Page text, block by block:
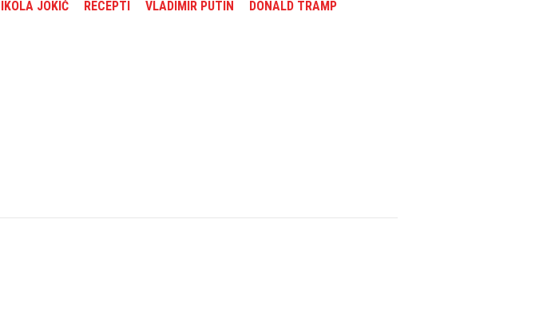
JOKIĆ RECEPTI VLADIMIR PUTIN DONALD TRAMP